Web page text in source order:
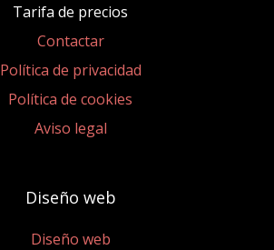
Tarifa de precios
Contactar
Política de privacidad
Política de cookies
Aviso legal
Diseño web
Diseño web